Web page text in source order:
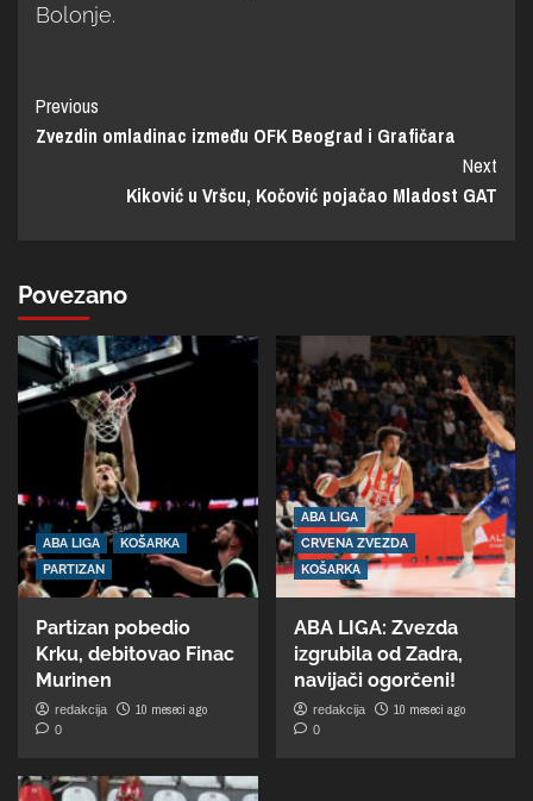
Bolonje.
Previous
Zvezdin omladinac između OFK Beograd i Grafičara
Next
Kiković u Vršcu, Kočović pojačao Mladost GAT
Povezano
ABA LIGA
KOŠARKA
PARTIZAN
Partizan pobedio
Krku, debitovao Finac
Murinen
redakcija 10 meseci ago
0
ABA LIGA
CRVENA ZVEZDA
KOŠARKA
ABA LIGA: Zvezda
izgrubila od Zadra,
navijači ogorčeni!
redakcija 10 meseci ago
0